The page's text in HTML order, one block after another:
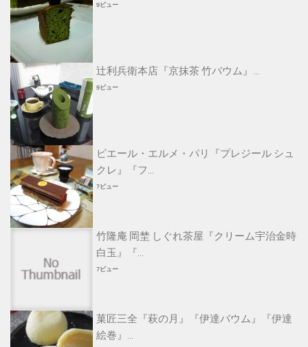
9ビュー
辻利兵衛本店『京抹茶 竹バウム』...
9ビュー
ピエール・エルメ・パリ『プレジール シュ
クレ』『フ...
7ビュー
竹隆庵 岡埜 しぐれ茶屋『クリーム宇治金時
白玉』『...
7ビュー
菓匠三全『萩の月』『伊達バウム』『伊達
絵巻』...